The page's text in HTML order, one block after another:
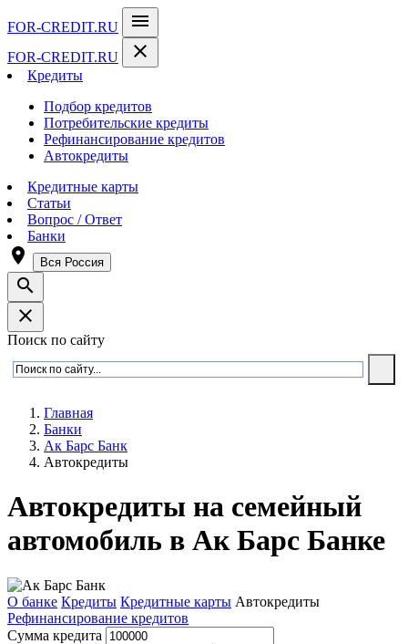
FOR-CREDIT.RU menu
FOR-CREDIT.RU close
Кредиты
Подбор кредитов
Потребительские кредиты
Рефинансирование кредитов
Автокредиты
Кредитные карты
Статьи
Вопрос / Ответ
Банки
room Вся Россия
search
close
Поиск по сайту
Главная
Банки
Ак Барс Банк
Автокредиты
Автокредиты на семейный
автомобиль в Ак Барс Банке
О банке Кредиты Кредитные карты Автокредиты
Рефинансирование кредитов
Сумма кредита